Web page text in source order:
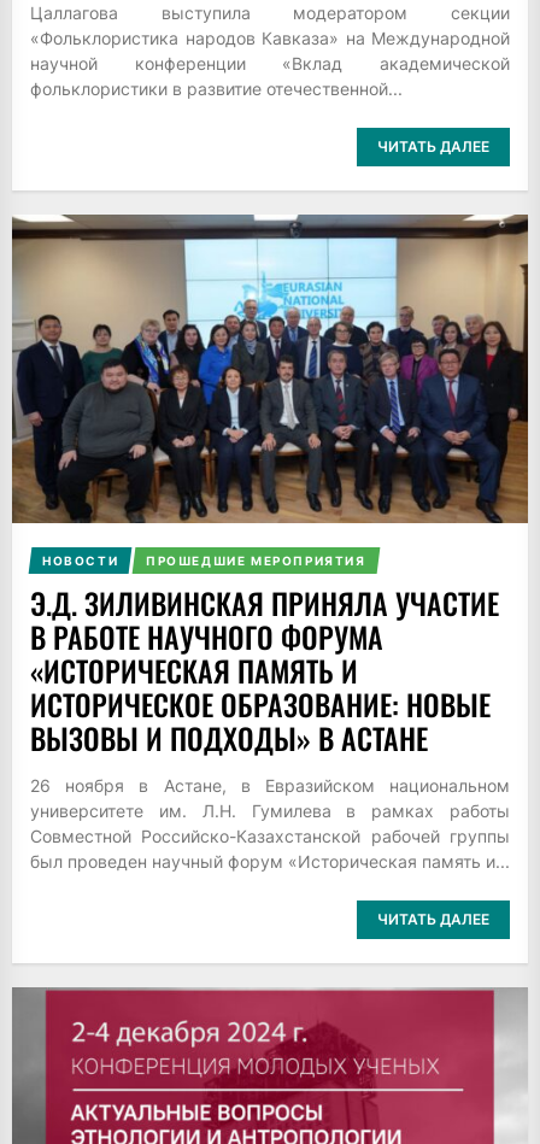
Цаллагова выступила модератором секции
«Фольклористика народов Кавказа» на Международной
научной конференции «Вклад академической
фольклористики в развитие отечественной...
ЧИТАТЬ ДАЛЕЕ
НОВОСТИ ПРОШЕДШИЕ МЕРОПРИЯТИЯ
Э.Д. ЗИЛИВИНСКАЯ ПРИНЯЛА УЧАСТИЕ
В РАБОТЕ НАУЧНОГО ФОРУМА
«ИСТОРИЧЕСКАЯ ПАМЯТЬ И
ИСТОРИЧЕСКОЕ ОБРАЗОВАНИЕ: НОВЫЕ
ВЫЗОВЫ И ПОДХОДЫ» В АСТАНЕ
26 ноября в Астане, в Евразийском национальном
университете им. Л.Н. Гумилева в рамках работы
Совместной Российско-Казахстанской рабочей группы
был проведен научный форум «Историческая память и...
ЧИТАТЬ ДАЛЕЕ